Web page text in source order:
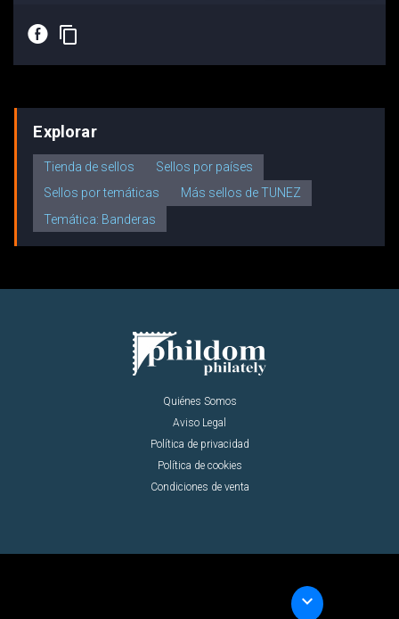
E content_copy
Explorar
Tienda de sellos
Sellos por países
Sellos por temáticas
Más sellos de TUNEZ
Temática: Banderas
Quiénes Somos
Aviso Legal
Política de privacidad
Política de cookies
Condiciones de venta
keyboard_arrow_down